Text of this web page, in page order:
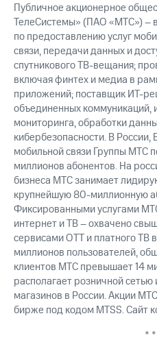
Публичное акционерное
ТелеСистемы» (ПАО «МТС») –
по предоставлению услуг
связи, передачи данных и
спутникового ТВ-вещания;
включая финтех и медиа в
приложений; поставщик ИТ-
объединенных коммуникаций,
мониторинга, обработки
кибербезопасности. В
мобильной связи Группы МТС
миллионов абонентов. На
бизнеса МТС занимает
крупнейшую 80-миллионную
Фиксированными услугами
интернет и ТВ – охвачено
сервисами OTT и платного ТВ
миллионов пользователей,
клиентов МТС превышает 14
располагает розничной
магазинов в России. Акции
бирже под кодом MTSS. Сайт
*